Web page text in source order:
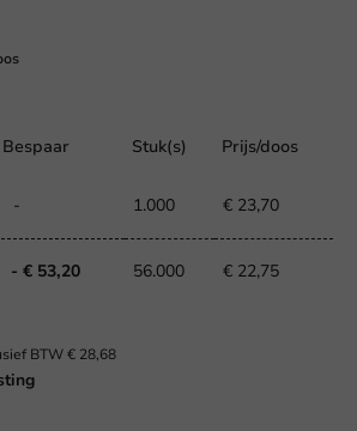
Bespaar Stuk(s) Prijs/doos
- 1.000 € 23,70
- € 53,20 56.000 € 22,75
BTW€ 28,68